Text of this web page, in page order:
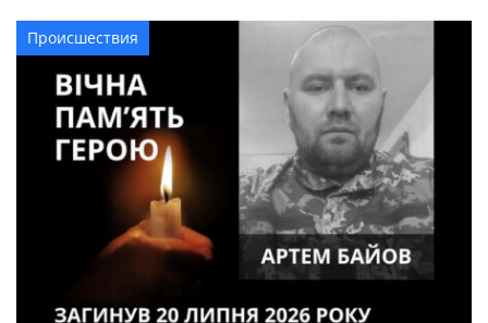
Происшествия